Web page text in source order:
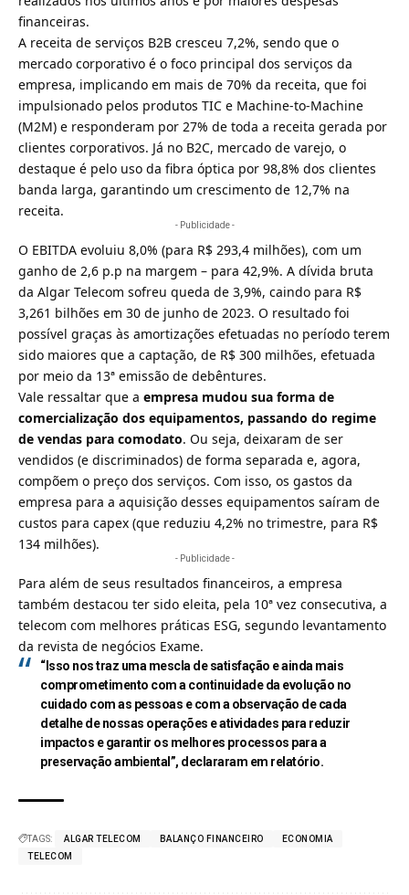
financeiras.
A receita de serviços B2B cresceu 7,2%, sendo que o
mercado corporativo é o foco principal dos serviços da
empresa, implicando em mais de 70% da receita, que foi
impulsionado pelos produtos TIC e Machine-to-Machine
(M2M) e responderam por 27% de toda a receita gerada por
clientes corporativos. Já no B2C, mercado de varejo, o
destaque é pelo uso da fibra óptica por 98,8% dos clientes
banda larga, garantindo um crescimento de 12,7% na
receita.
- Publicidade -
O EBITDA evoluiu 8,0% (para R$ 293,4 milhões), com um
ganho de 2,6 p.p na margem – para 42,9%. A dívida bruta
da Algar Telecom sofreu queda de 3,9%, caindo para R$
3,261 bilhões em 30 de junho de 2023. O resultado foi
possível graças às amortizações efetuadas no período terem
sido maiores que a captação, de R$ 300 milhões, efetuada
por meio da 13ª emissão de debêntures.
Vale ressaltar que a empresa mudou sua forma de
comercialização dos equipamentos, passando do regime
de vendas para comodato. Ou seja, deixaram de ser
vendidos (e discriminados) de forma separada e, agora,
compõem o preço dos serviços. Com isso, os gastos da
empresa para a aquisição desses equipamentos saíram de
custos para capex (que reduziu 4,2% no trimestre, para R$
134 milhões).
- Publicidade -
Para além de seus resultados financeiros, a empresa
também destacou ter sido eleita, pela 10ª vez consecutiva, a
telecom com melhores práticas ESG, segundo levantamento
da revista de negócios Exame.
“Isso nos traz uma mescla de satisfação e ainda mais
comprometimento com a continuidade da evolução no
cuidado com as pessoas e com a observação de cada
detalhe de nossas operações e atividades para reduzir
impactos e garantir os melhores processos para a
preservação ambiental”, declararam em relatório.
TAGS: ALGAR TELECOM BALANÇO FINANCEIRO
ECONOMIA
TELECOM